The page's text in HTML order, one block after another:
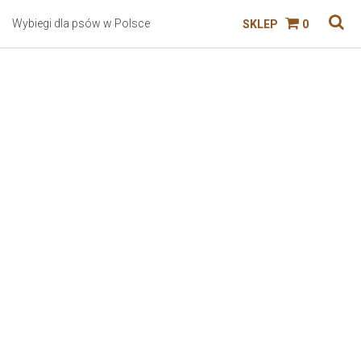
Wybiegi dla psów w Polsce SKLEP 0